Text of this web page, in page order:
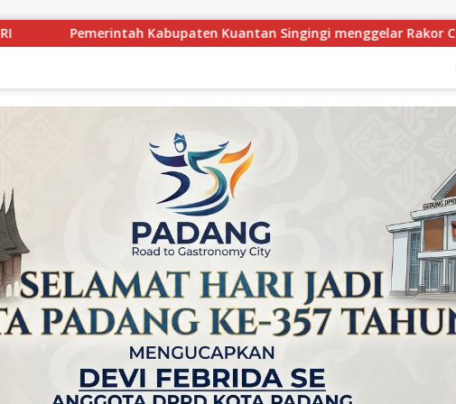
Singingi menggelar Rakor Camat Se-Kabupaten Kuantan Singingi